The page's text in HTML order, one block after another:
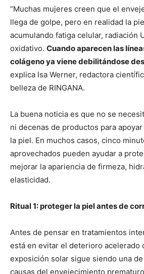
“Muchas mujeres creen que el
llega de golpe, pero en realidad la
acumulando fatiga celular, radiación
oxidativo. Cuando aparecen las
colágeno ya viene debilitándose
explica Isa Werner, redactora
belleza de RINGANA.
La buena noticia es que no se
ni decenas de productos para
la piel. En muchos casos, cinco
aprovechados pueden ayudar a
mejorar la apariencia de firmeza,
elasticidad.
Ritual 1: proteger la piel antes de
Antes de pensar en tratamientos
está en evitar el deterioro acelerado
exposición solar sigue siendo una
causas del envejecimiento